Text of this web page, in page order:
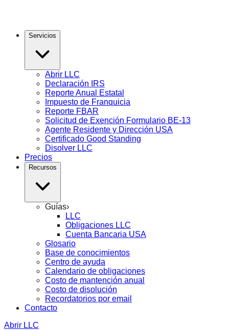
Servicios
Abrir LLC
Declaración IRS
Reporte Anual Estatal
Impuesto de Franquicia
Reporte FBAR
Solicitud de Exención Formulario BE-13
Agente Residente y Dirección USA
Certificado Good Standing
Disolver LLC
Precios
Recursos
Guías›
LLC
Obligaciones LLC
Cuenta Bancaria USA
Glosario
Base de conocimientos
Centro de ayuda
Calendario de obligaciones
Costo de mantención anual
Costo de disolución
Recordatorios por email
Contacto
Abrir LLC